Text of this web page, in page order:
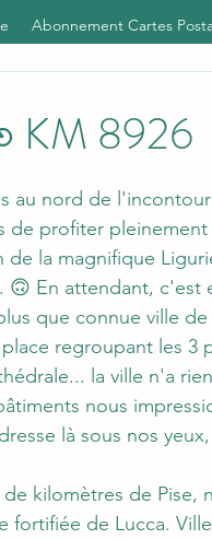
Abonnement Cartes
KM 8926
de profiter
la magnifique
En attendant, c'est
que connue ville
regroupant les 3
la ville n'a
nous
là sous nos
kilomètres de Pise,
fortifiée de Lucca.